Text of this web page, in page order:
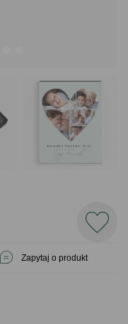
Zapytaj o produkt